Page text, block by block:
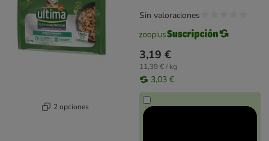
2 opciones
3,19 €
11,39 € / kg
3,03 €
Sin valoraciones